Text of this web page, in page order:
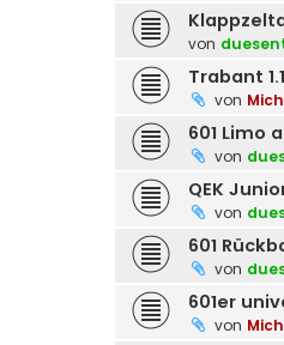
von
Trabant
von
601 Limo
von
QEK
von
601
von
601er
von